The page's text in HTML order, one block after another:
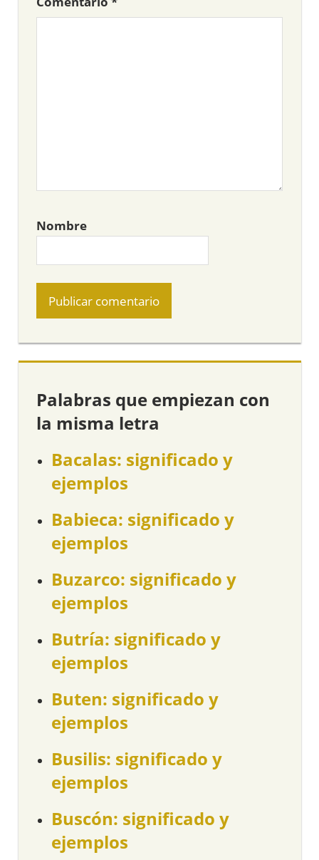
Nombre
Palabras que empiezan con
la misma letra
Bacalas: significado y
ejemplos
Babieca: significado y
ejemplos
Buzarco: significado y
ejemplos
Butría: significado y
ejemplos
Buten: significado y
ejemplos
Busilis: significado y
ejemplos
Buscón: significado y
ejemplos